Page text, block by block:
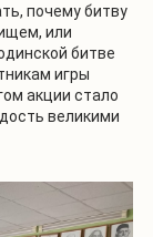
почему битву
или
битве
игры
акции стало
великими